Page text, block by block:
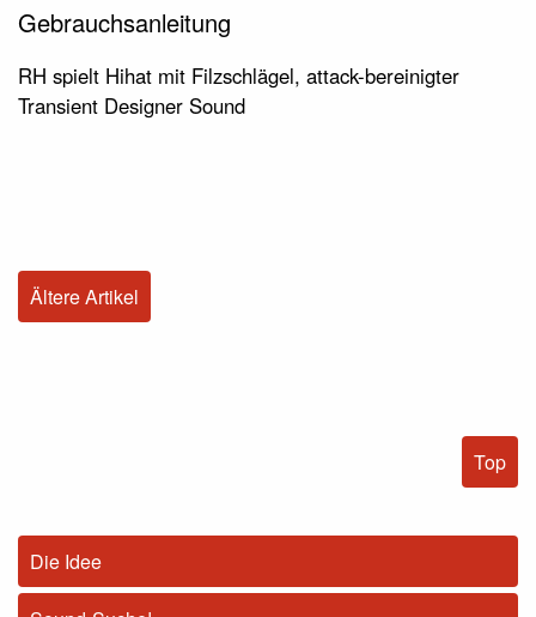
Gebrauchsanleitung
RH spielt Hihat mit Filzschlägel, attack-bereinigter
Transient Designer Sound
Ältere Artikel
Top
Die Idee